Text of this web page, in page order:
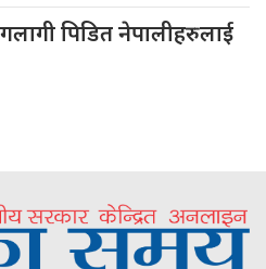
पिडित नेपालीहरुलाई